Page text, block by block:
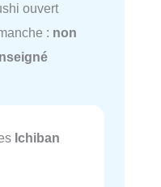
ouvert
: non
Ichiban